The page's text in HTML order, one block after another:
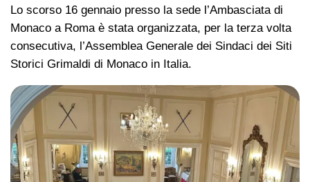
Lo scorso 16 gennaio presso la sede l’Ambasciata di
Monaco a Roma è stata organizzata, per la terza volta
consecutiva, l’Assemblea Generale dei Sindaci dei Siti
Storici Grimaldi di Monaco in Italia.